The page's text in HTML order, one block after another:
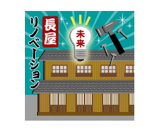
調査
新生活お役立ちガイド
問発見
問発見